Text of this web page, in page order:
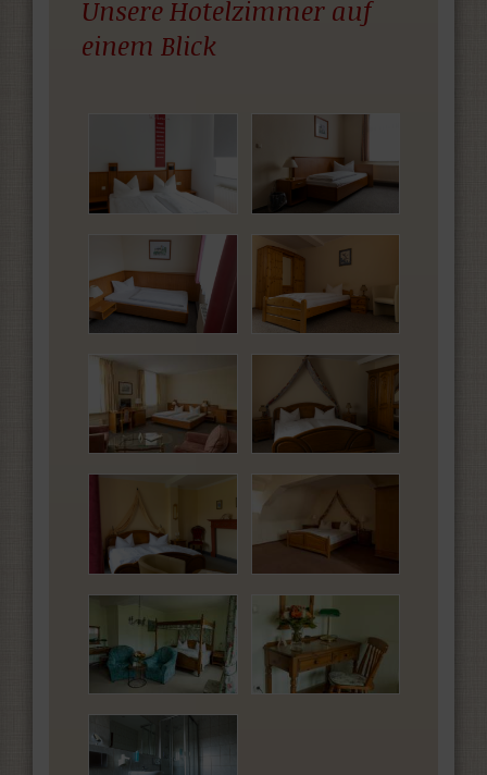
Unsere Hotelzimmer auf
einem Blick